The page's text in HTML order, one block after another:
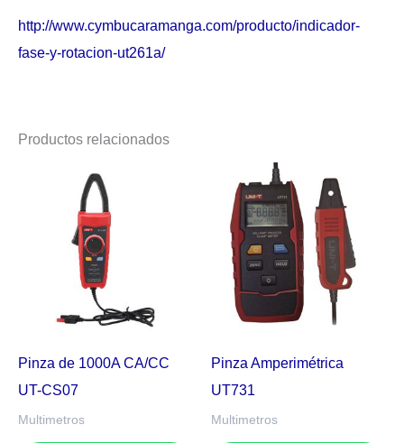
http://www.cymbucaramanga.com/producto/indicador-
fase-y-rotacion-ut261a/
Productos relacionados
Pinza de 1000A CA/CC
UT-CS07
Multimetros
Pinza Amperimétrica
UT731
Multimetros